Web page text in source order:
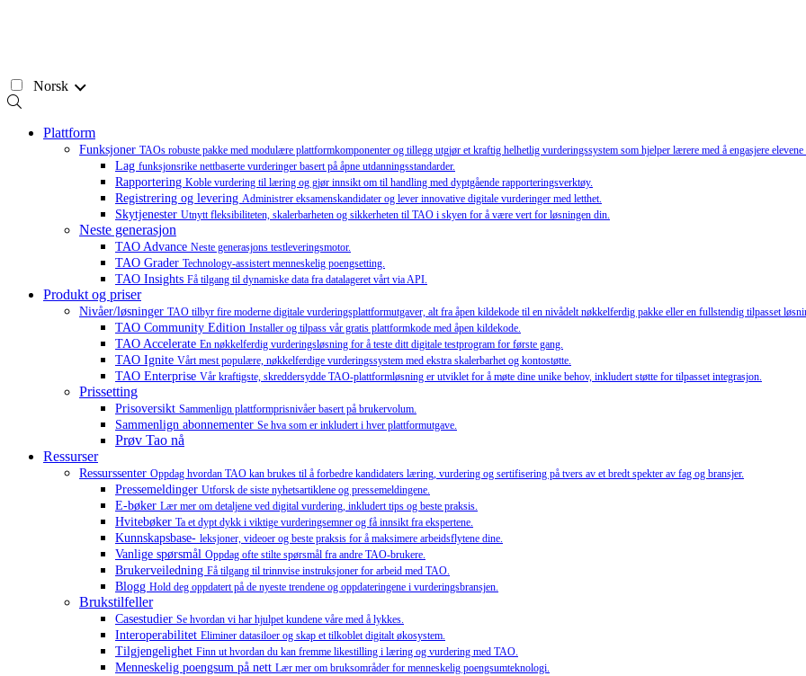
Norsk
Plattform
Funksjoner TAOs robuste pakke med modulære plattformkomponenter og tillegg utgjør et kraftig helhetlig vurderingssystem som hjelper lærere med å engasjere elevene
Lag funksjonsrike nettbaserte vurderinger basert på åpne utdanningsstandarder.
Rapportering Koble vurdering til læring og gjør innsikt om til handling med dyptgående rapporteringsverktøy.
Registrering og levering Administrer eksamenskandidater og lever innovative digitale vurderinger med letthet.
Skytjenester Utnytt fleksibiliteten, skalerbarheten og sikkerheten til TAO i skyen for å være vert for løsningen din.
Neste generasjon
TAO Advance Neste generasjons testleveringsmotor.
TAO Grader Technology-assistert menneskelig poengsetting.
TAO Insights Få tilgang til dynamiske data fra datalageret vårt via API.
Produkt og priser
Nivåer/løsninger TAO tilbyr fire moderne digitale vurderingsplattformutgaver, alt fra åpen kildekode til en nivådelt nøkkelferdig pakke eller en fullstendig tilpasset
TAO Community Edition Installer og tilpass vår gratis plattformkode med åpen kildekode.
TAO Accelerate En nøkkelferdig vurderingsløsning for å teste ditt digitale testprogram for første gang.
TAO Ignite Vårt mest populære, nøkkelferdige vurderingssystem med ekstra skalerbarhet og kontostøtte.
TAO Enterprise Vår kraftigste, skreddersydde TAO-plattformløsning er utviklet for å møte dine unike behov, inkludert støtte for tilpasset integrasjon.
Prissetting
Prisoversikt Sammenlign plattformprisnivåer basert på brukervolum.
Sammenlign abonnementer Se hva som er inkludert i hver plattformutgave.
Prøv Tao nå
Ressurser
Ressurssenter Oppdag hvordan TAO kan brukes til å forbedre kandidaters læring, vurdering og sertifisering på tvers av et bredt spekter av fag og bransjer.
Pressemeldinger Utforsk de siste nyhetsartiklene og pressemeldingene.
E-bøker Lær mer om detaljene ved digital vurdering, inkludert tips og beste praksis.
Hvitebøker Ta et dypt dykk i viktige vurderingsemner og få innsikt fra ekspertene.
Kunnskapsbase- leksjoner, videoer og beste praksis for å maksimere arbeidsflytene dine.
Vanlige spørsmål Oppdag ofte stilte spørsmål fra andre TAO-brukere.
Brukerveiledning Få tilgang til trinnvise instruksjoner for arbeid med TAO.
Blogg Hold deg oppdatert på de nyeste trendene og oppdateringene i vurderingsbransjen.
Brukstilfeller
Casestudier Se hvordan vi har hjulpet kundene våre med å lykkes.
Interoperabilitet Eliminer datasiloer og skap et tilkoblet digitalt økosystem.
Tilgjengelighet Finn ut hvordan du kan fremme likestilling i læring og vurdering med TAO.
Menneskelig poengsum på nett Lær mer om bruksområder for menneskelig poengsumteknologi.